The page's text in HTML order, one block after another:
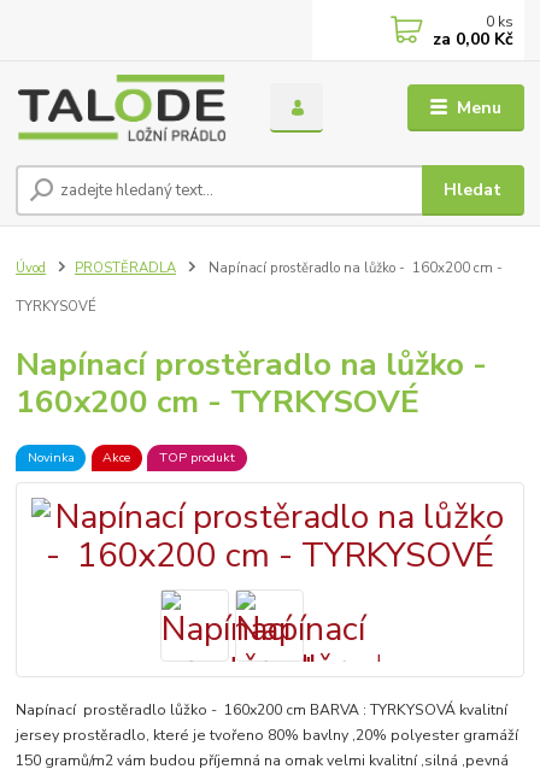
Menu
Hledat
0 ks
za 0,00 Kč
Úvod PROSTĚRADLA Napínací prostěradlo na lůžko - 160x200 cm -
TYRKYSOVÉ
Napínací prostěradlo na lůžko -
160x200 cm - TYRKYSOVÉ
Novinka Akce TOP produkt
Napínací prostěradlo lůžko - 160x200 cm BARVA : TYRKYSOVÁ kvalitní
jersey prostěradlo, které je tvořeno 80% bavlny ,20% polyester gramáží
150 gramů/m2 vám budou příjemná na omak velmi kvalitní ,silná ,pevná